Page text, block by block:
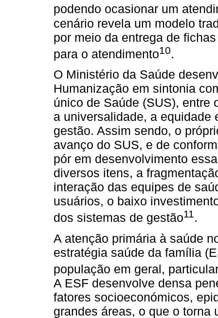
podendo ocasionar um
cenário revela um modelo
por meio da entrega de
para o atendimento10.
O Ministério da Saúde
Humanização em sintonia
único de Saúde (SUS), entre
a universalidade, a equidade
gestão. Assim sendo, o
avanço do SUS, e de
pór em desenvolvimento
diversos itens, a
interação das equipes de
usuários, o baixo
dos sistemas de gestão11.
A atenção primária à saúde
estratégia saúde da família
população em geral,
A ESF desenvolve densa
fatores socioeconómicos,
grandes áreas, o que o torna